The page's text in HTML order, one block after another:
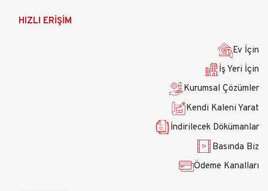
AnaHIZLI ERİŞİM
Ev İçin
İş Yeri İçin
Kurumsal Çözümler
Kendi Kaleni Yarat
İndirilecek Dökümanlar
Basında Biz
Ödeme Kanalları